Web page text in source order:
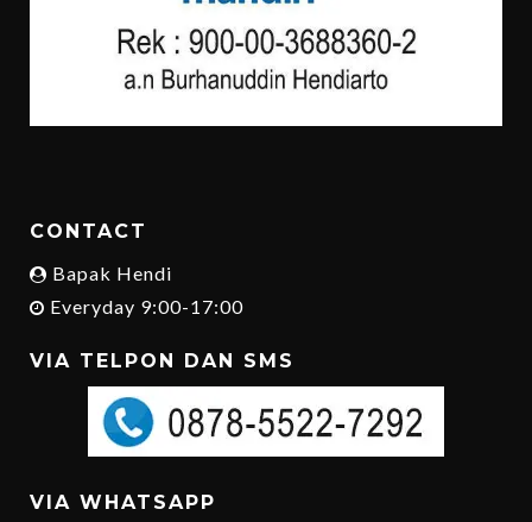
CONTACT
Bapak Hendi
Everyday 9:00-17:00
VIA TELPON DAN SMS
VIA WHATSAPP